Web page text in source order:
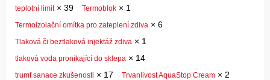
teplotní limit× 39 Termoblok × 1
Termoizolační omítka pro zateplení zdiva × 6
Tlaková či beztlaková injektáž zdiva × 1
tlaková voda pronikající do sklepa × 14
trumf sanace zkušenosti × 17 Trvanlivost AquaStop Cream × 2